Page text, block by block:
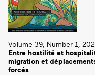
Volume 39, Number 1,
Entre hostilité et
migration et
forcés